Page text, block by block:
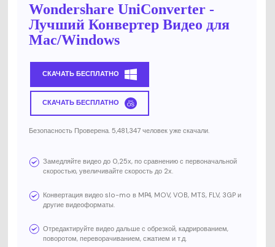
Wondershare UniConverter -
Лучший Конвертер Видео для
Mac/Windows
СКАЧАТЬ БЕСПЛАТНО
СКАЧАТЬ БЕСПЛАТНО
Безопасность Проверена. 5,481,347 человек уже скачали.
Замедляйте видео до 0,25х, по сравнению с первоначальной
скоростью, увеличивайте скорость до 2х.
Конвертация видео slo-mo в MP4, MOV, VOB, MTS, FLV, 3GP и
другие видеоформаты.
Отредактируйте видео дальше с обрезкой, кадрированием,
поворотом, переворачиванием, сжатием и т.д.